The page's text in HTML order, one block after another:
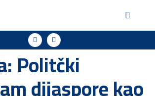
Politčki